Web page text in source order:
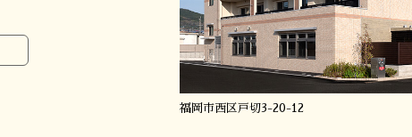
福岡市西区戸切3-20-12